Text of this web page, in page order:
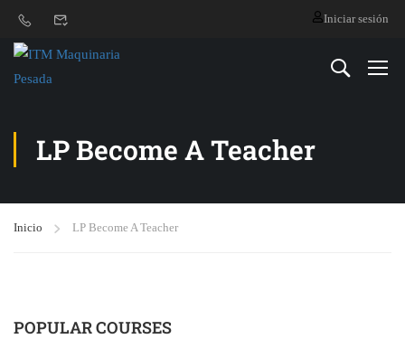
Iniciar sesión
LP Become A Teacher
Inicio LP Become A Teacher
POPULAR COURSES